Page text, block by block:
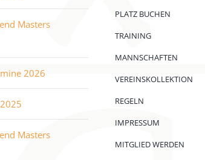
Masters
2026
Masters
PLATZ BUCHEN
TRAINING
MANNSCHAFTEN
VEREINSKOLLEKTION
REGELN
IMPRESSUM
MITGLIED WERDEN